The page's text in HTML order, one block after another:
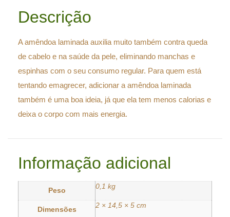
Descrição
A amêndoa laminada auxilia muito também contra queda
de cabelo e na saúde da pele, eliminando manchas e
espinhas com o seu consumo regular. Para quem está
tentando emagrecer, adicionar a amêndoa laminada
também é uma boa ideia, já que ela tem menos calorias e
deixa o corpo com mais energia.
Informação adicional
Peso
0,1 kg
Dimensões
2 × 14,5 × 5 cm